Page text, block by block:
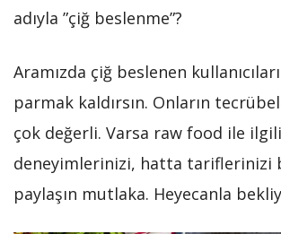
adıyla ”çiğ beslenme”?
Aramızda çiğ beslenen
parmak kaldırsın. Onların
çok değerli. Varsa raw food ile ilgili
deneyimlerinizi, hatta tariflerinizi
paylaşın mutlaka. Heyecanla